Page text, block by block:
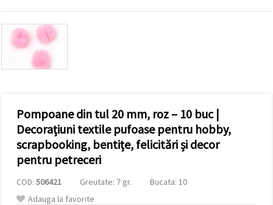
Puteți fi de
acord să
utilizați
cookie -
vă indicați
preferințele
în setări
un tip de
cookie -uri
dat și
făcând clic
pe butonul
"Salvați"
Pompoane din tul 20 mm, roz – 10 buc |
Decorațiuni textile pufoase pentru hobby,
scrapbooking, bentițe, felicitări și decor
pentru petreceri
COD: 506421 Greutate: 7 gr.
Bucata: 10
Adauga la favorite